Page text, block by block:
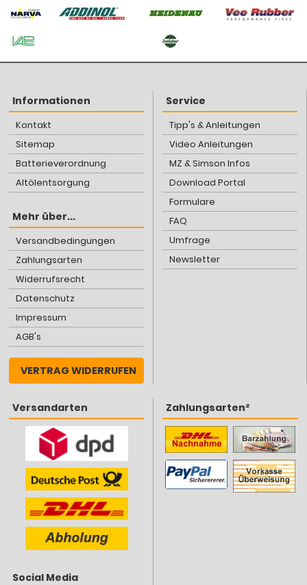
Informationen
Kontakt
Sitemap
Batterieverordnung
Altölentsorgung
Mehr über...
Versandbedingungen
Zahlungsarten
Widerrufsrecht
Datenschutz
Impressum
AGB's
VERTRAG WIDERRUFEN
Service
Tipp's & Anleitungen
Video Anleitungen
MZ & Simson Infos
Download Portal
Formulare
FAQ
Umfrage
Newsletter
Versandarten
Social Media
Zahlungsarten²